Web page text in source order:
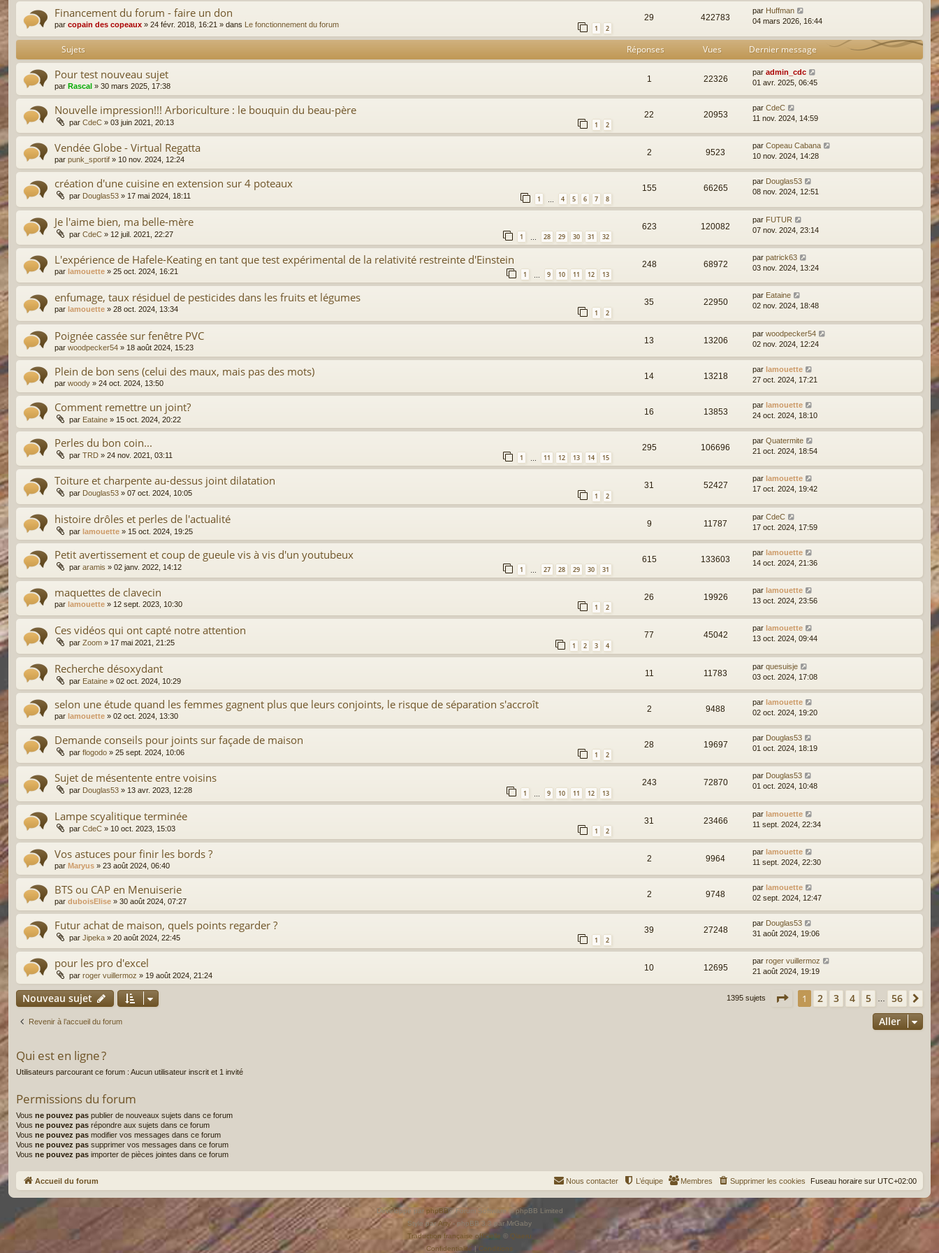
Financement du forum - faire un don
par copain des copeaux » 24 févr. 2018, 16:21 » dans Le fonctionnement du forum 1 2
29 422783
par Huffman
04 mars 2026, 16:44
Sujets Réponses Vues Dernier message
Pour test nouveau sujet
par Rascal » 30 mars 2025, 17:38
1 22326
par admin_cdc
01 avr. 2025, 06:45
Nouvelle impression!!! Arboriculture : le bouquin du beau-père
par CdeC » 03 juin 2021, 20:13 1 2
22 20953
par CdeC
11 nov. 2024, 14:59
Vendée Globe - Virtual Regatta
par punk_sportif » 10 nov. 2024, 12:24
2 9523
par Copeau Cabana
10 nov. 2024, 14:28
création d'une cuisine en extension sur 4 poteaux
par Douglas53 » 17 mai 2024, 18:11 1 4 5 6 7 8
155 66265
par Douglas53
08 nov. 2024, 12:51
Je l'aime bien, ma belle-mère
par CdeC » 12 juil. 2021, 22:27 1 … 28 29 30 31 32
623 120082
par FUTUR
07 nov. 2024, 23:14
L'expérience de Hafele-Keating en tant que test expérimental de la relativité restreinte d'Einstein
par lamouette » 25 oct. 2024, 16:21 1 … 9 10 11 12 13
248 68972
par patrick63
03 nov. 2024, 13:24
enfumage, taux résiduel de pesticides dans les fruits et légumes
par lamouette » 28 oct. 2024, 13:34 1 2
35 22950
par Eataine
02 nov. 2024, 18:48
Poignée cassée sur fenêtre PVC
par woodpecker54 » 18 août 2024, 15:23
13 13206
par woodpecker54
02 nov. 2024, 12:24
Plein de bon sens (celui des maux, mais pas des mots)
par woody » 24 oct. 2024, 13:50
14 13218
par lamouette
27 oct. 2024, 17:21
Comment remettre un joint?
par Eataine » 15 oct. 2024, 20:22
16 13853
par lamouette
24 oct. 2024, 18:10
Perles du bon coin...
par TRD » 24 nov. 2021, 03:11 1 … 11 12 13 14 15
295 106696
par Quatermite
21 oct. 2024, 18:54
Toiture et charpente au-dessus joint dilatation
par Douglas53 » 07 oct. 2024, 10:05 1 2
31 52427
par lamouette
17 oct. 2024, 19:42
histoire drôles et perles de l'actualité
par lamouette » 15 oct. 2024, 19:25
9 11787
par CdeC
17 oct. 2024, 17:59
Petit avertissement et coup de gueule vis à vis d'un youtubeux
par aramis » 02 janv. 2022, 14:12 1 … 27 28 29 30 31
615 133603
par lamouette
14 oct. 2024, 21:36
maquettes de clavecin
par lamouette » 12 sept. 2023, 10:30 1 2
26 19926
par lamouette
13 oct. 2024, 23:56
Ces vidéos qui ont capté notre attention
par Zoom » 17 mai 2021, 21:25 1 2 3 4
77 45042
par lamouette
13 oct. 2024, 09:44
Recherche désoxydant
par Eataine » 02 oct. 2024, 10:29
11 11783
par quesuisje
03 oct. 2024, 17:08
selon une étude quand les femmes gagnent plus que leurs conjoints, le risque de séparation s'accroît
par lamouette » 02 oct. 2024, 13:30
2 9488
par lamouette
02 oct. 2024, 19:20
Demande conseils pour joints sur façade de maison
par flogodo » 25 sept. 2024, 10:06 1 2
28 19697
par Douglas53
01 oct. 2024, 18:19
Sujet de mésentente entre voisins
par Douglas53 » 13 avr. 2023, 12:28 1 9 10 11 12 13
243 72870
par Douglas53
01 oct. 2024, 10:48
Lampe scyalitique terminée
par CdeC » 10 oct. 2023, 15:03 1 2
31 23466
par lamouette
11 sept. 2024, 22:34
Vos astuces pour finir les bords ?
par Maryus » 23 août 2024, 06:40
2 9964
par lamouette
11 sept. 2024, 22:30
BTS ou CAP en Menuiserie
par duboisElise » 30 août 2024, 07:27
2 9748
par lamouette
02 sept. 2024, 12:47
Futur achat de maison, quels points regarder ?
par Jipeka » 20 août 2024, 22:45 1 2
39 27248
par Douglas53
31 août 2024, 19:06
pour les pro d'excel
par roger vuillermoz » 19 août 2024, 21:24
10 12695
par roger vuillermoz
21 août 2024, 19:19
Nouveau sujet 1395 sujets Page 1sur 56
1 2 3 4 5 56
Revenir à l’accueil du forum Aller
Qui est en ligne ?
Utilisateurs parcourant ce forum : Aucun utilisateur inscrit et 1 invité
Permissions du forum
Vous ne pouvez pas publier de nouveaux sujets dans ce forum
Vous ne pouvez pas répondre aux sujets dans ce forum
Vous ne pouvez pas modifier vos messages dans ce forum
Vous ne pouvez pas supprimer vos messages dans ce forum
Vous ne pouvez pas importer de pièces jointes dans ce forum
Accueil du forum Fuseau horaire sur UTC+02:00
Supprimer les cookies
Membres
L’équipe
Nous contacter
Développé par phpBB® Forum Software © phpBB Limited
Style parArty- phpBB 3.3 par MrGaby
Traduction française officielle © Qiaeru
Confidentialité | Conditions